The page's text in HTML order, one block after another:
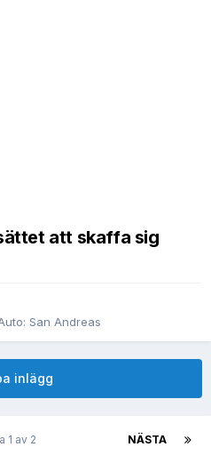
att skaffa sig
San Andreas
inlägg
NÄSTA
1 av 2